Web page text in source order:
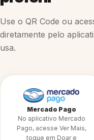
Use o QR Code ou
diretamente pelo
usa.
Mercado Pago
No aplicativo Mercado
Pago, acesse Ver Mais,
toque em Doar e